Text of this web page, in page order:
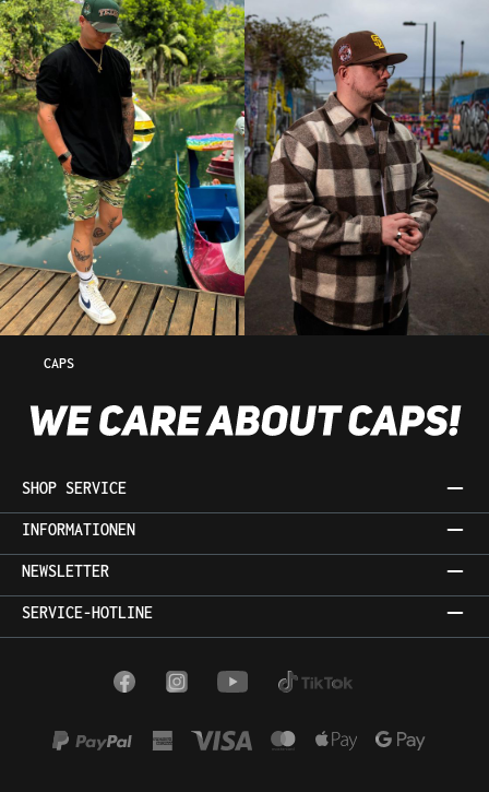
CAPS
SHOP SERVICE
INFORMATIONEN
NEWSLETTER
SERVICE-HOTLINE